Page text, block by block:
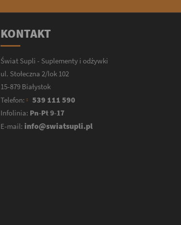
KONTAKT
Świat Supli - Suplementy i odżywki
ul. Stołeczna 2/lok 102
15-879 Białystok
Telefon:
539 111 590
Infolinia: Pn-Pt 9-17
E-mail: info@swiatsupli.pl